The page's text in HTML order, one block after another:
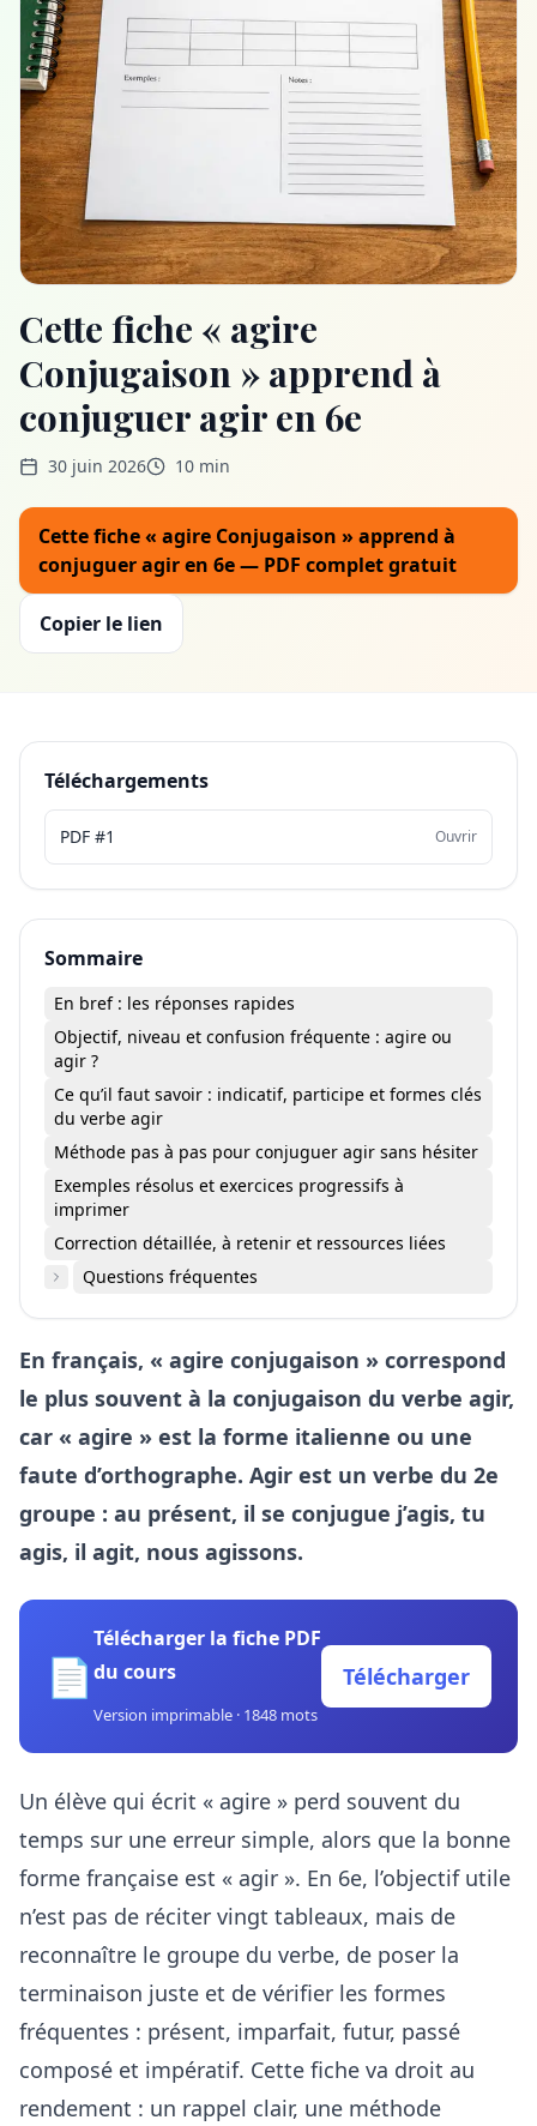
Cette fiche « agire
Conjugaison » apprend à
conjuguer agir en 6e
30 juin 2026 10 min
Cette fiche « agire Conjugaison » apprend à
conjuguer agir en 6e — PDF complet gratuit
Copier le lien
Téléchargements
PDF #1 Ouvrir
Sommaire
En bref : les réponses rapides
Objectif, niveau et confusion fréquente : agire ou
agir ?
Ce qu’il faut savoir : indicatif, participe et formes clés
du verbe agir
Méthode pas à pas pour conjuguer agir sans hésiter
Exemples résolus et exercices progressifs à
imprimer
Correction détaillée, à retenir et ressources liées
Questions fréquentes
En français, « agire conjugaison » correspond
le plus souvent à la conjugaison du verbe agir,
car « agire » est la forme italienne ou une
faute d’orthographe. Agir est un verbe du 2e
groupe : au présent, il se conjugue j’agis, tu
agis, il agit, nous agissons.
📄
Télécharger la fiche PDF
du cours
Version imprimable · 1848 mots
Télécharger
Un élève qui écrit « agire » perd souvent du
temps sur une erreur simple, alors que la bonne
forme française est « agir ». En 6e, l’objectif utile
n’est pas de réciter vingt tableaux, mais de
reconnaître le groupe du verbe, de poser la
terminaison juste et de vérifier les formes
fréquentes : présent, imparfait, futur, passé
composé et impératif. Cette fiche va droit au
rendement : un rappel clair, une méthode